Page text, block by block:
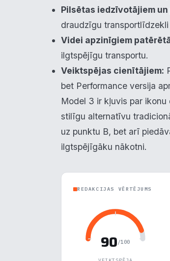
Pilsētas iedzīvotājiem
draudzīgu
Videi apzinīgiem
ilgtspējīgu transportu.
Veiktspējas cienītājiem:
bet Performance versija
Model 3 ir kļuvis par
stilīgu alternatīvu
uz punktu B, bet arī
ilgtspējīgāku nākotni.
REDAKCIJAS VĒRTĒJUMS
90 /100